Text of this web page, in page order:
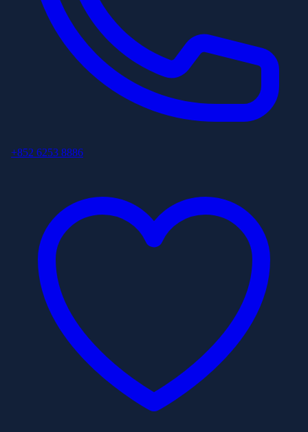
+852 6253 8886